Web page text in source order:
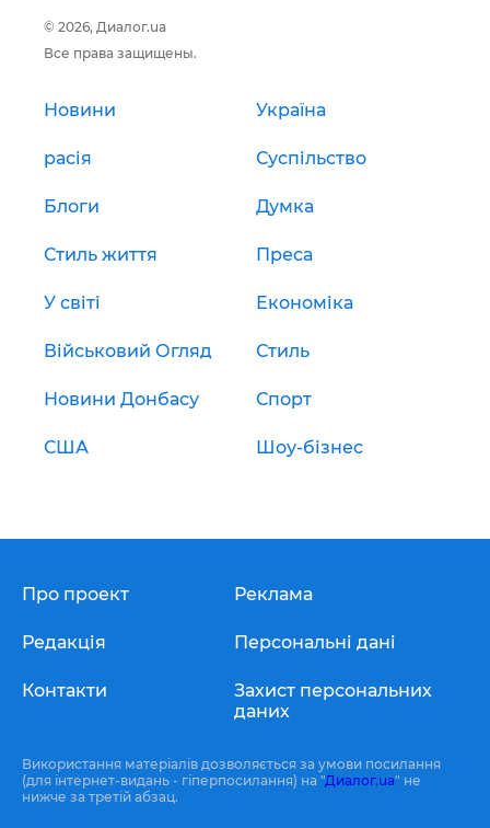
© 2026, Диалог.ua
Все права защищены.
Новини Україна
расія Суспільство
Блоги Думка
Стиль життя Преса
У світі Економіка
Військовий Огляд Стиль
Новини Донбасу Спорт
США Шоу-бізнес
Про проект
Редакція
Контакти
Реклама
Персональні дані
Захист персональних
даних
Використання матеріалів дозволяється за умови посилання
(для інтернет-видань - гіперпосилання) на "Диалог.ua" не
нижче за третій абзац.